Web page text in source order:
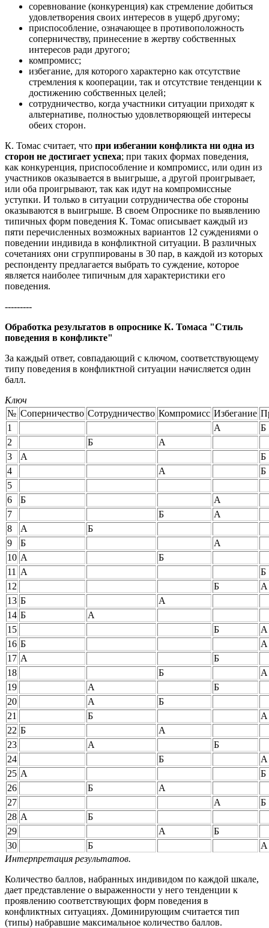
соревнование (конкуренция) как стремление добиться
удовлетворения своих интересов в ущерб другому;
приспособление, означающее в противоположность
соперничеству, принесение в жертву собственных
интересов ради другого;
компромисс;
избегание, для которого характерно как отсутствие
стремления к кооперации, так и отсутствие тенденции к
достижению собственных целей;
сотрудничество, когда участники ситуации приходят к
альтернативе, полностью удовлетворяющей интересы
обеих сторон.
К. Томас считает, что при избегании конфликта ни одна из
сторон не достигает успеха; при таких формах поведения,
как конкуренция, приспособление и компромисс, или один из
участников оказывается в выигрыше, а другой проигрывает,
или оба проигрывают, так как идут на компромиссные
уступки. И только в ситуации сотрудничества обе стороны
оказываются в выигрыше. В своем Опроснике по выявлению
типичных форм поведения К. Томас описывает каждый из
пяти перечисленных возможных вариантов 12 суждениями о
поведении индивида в конфликтной ситуации. В различных
сочетаниях они сгруппированы в 30 пар, в каждой из которых
респонденту предлагается выбрать то суждение, которое
является наиболее типичным для характеристики его
поведения.
---------
Обработка результатов в опроснике К. Томаса "Стиль
поведения в конфликте"
За каждый ответ, совпадающий с ключом, соответствующему
типу поведения в конфликтной ситуации начисляется один
балл.
Ключ
№ Соперничество Сотрудничество Компромисс Избегание
1
А
Б
2
Б
А
3
А
Б
4
А
Б
5
6
Б
А
7
Б
А
8
А
Б
9
Б
А
10 А
Б
11
А
Б
12
Б
А
13 Б
А
14 Б
А
15
Б
А
16 Б
А
17 А
Б
18
Б
А
19
А
Б
20
А
Б
21
Б
А
22 Б
А
23
А
Б
24
Б
А
25 А
Б
26
Б
А
27
А
Б
28 А
Б
29
А
Б
30
Б
А
Интерпретация результатов.
Количество баллов, набранных индивидом по каждой шкале,
дает представление о выраженности у него тенденции к
проявлению соответствующих форм поведения в
конфликтных ситуациях. Доминирующим считается тип
(типы) набравшие максимальное количество баллов.